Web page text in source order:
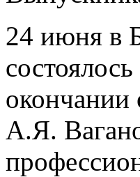
24 июня в
окончании
А.Я.